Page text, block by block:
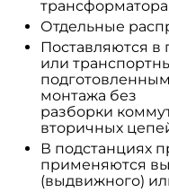
Отдельные
Поставляются
или
монтажа без
разборки
вторичных
В подстанциях
применяются
(выдвижного)